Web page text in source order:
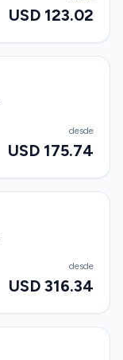
USD 123.02
desde
USD 175.74
desde
USD 316.34